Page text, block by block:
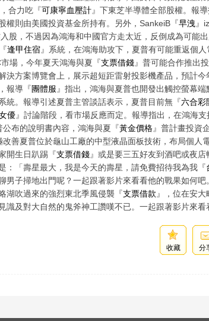
合力吃『可康寧血壓計』下東芝半導體全部股權。報
權則由美國投資基金所持有。另外，SankeiB『早洩 』
股，不過因為鴻海和中國官方走太近，反倒成為可能
逢甲住宿』系統，在鴻海助攻下，夏普有可能重返個
場，今年夏天鴻海與夏『支票借錢』普可能合作推出
決方案博覽會上，展示超短距雷射投影機產品，預計今
報導『團體服 』指出，鴻海與夏普也開發出觸控螢幕
統。報導引述夏普主管談話表示，夏普目前無『六合彩
優』討論階段，看市場反應而定。報導指出，在鴻海
布的說明書內容，鴻海與夏『黃金價格』普計畫投資
善夏普位於龜山工廠的中型液晶面板技術，布局個人
開生日趴踢『支票借錢』或是要三五好友到酒吧或夜
：「壽星最大，我是今天的壽星，請免費招待我為我『
男子掃地出門呢？一起跟著影片來看看他的戰果如何
湖吹過來的強烈東北季風侵襲『支票借款 』，位在安
識及對大自然的鬼斧神工讚嘆不已。一起跟著影片來看
收藏 分